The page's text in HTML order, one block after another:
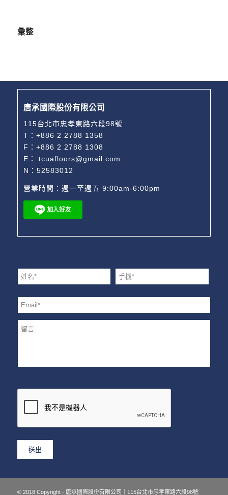
彙整
唐承國際股份有限公司
115台北市忠孝東路六段98號
T：+886 2 2788 1358
F：+886 2 2788 1308
E：
tcuafloors@gmail.com
N：52583012
營業時間：週一至週五 9:00am-6:00pm
© 2018 Copyright - 唐承國際股份有限公司｜115台北市忠孝東路六段98號